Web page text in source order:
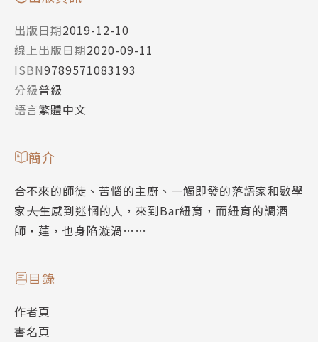
出版日期2019-12-10
線上出版日期2020-09-11
ISBN9789571083193
分級普級
語言繁體中文
簡介
合不來的師徒、苦惱的主廚、一觸即發的落語家和數學
家――人生感到迷惘的人，來到Bar紐育，而紐育的調酒
師‧蓮，也身陷漩渦……
目錄
作者頁
書名頁